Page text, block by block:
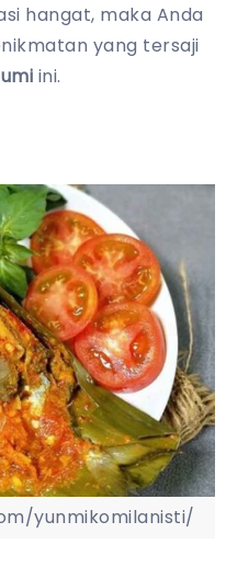
hangat, maka Anda
yang tersaji
ini.
yunmikomilanisti/